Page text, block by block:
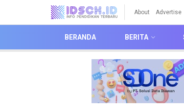
About Advertise
BERANDA BERITA